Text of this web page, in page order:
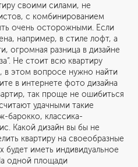
своими силами, не
с комбинированием
очень осторожными. Если
например, в стиле лофт, а
огромная разница в дизайне
Не стоит всю квартиру
в этом вопросе нужно найти
в интернете фото дизайна
так проще не ошибиться
удачными такие
барокко, классика-
Какой дизайн вы бы не
квартиру на своеобразные
будет иметь индивидуальное
одной площади